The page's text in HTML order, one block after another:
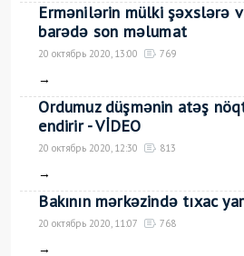
Ermənilərin mülki şəxslərə
barədə son məlumat
20 октябрь 2020, 13:00 769
→
Ordumuz düşmənin atəş
endirir - VİDEO
20 октябрь 2020, 12:30 813
→
Bakının mərkəzində tıxac
20 октябрь 2020, 11:07 768
→